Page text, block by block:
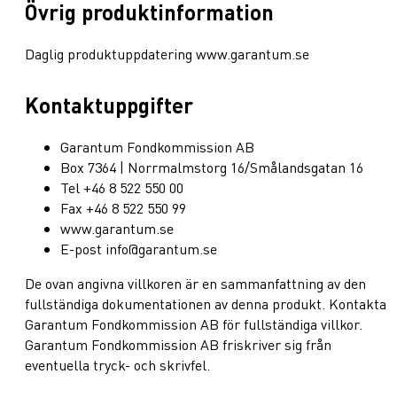
Övrig produktinformation
Daglig produktuppdatering www.garantum.se
Kontaktuppgifter
Garantum Fondkommission AB
Box 7364 | Norrmalmstorg 16/Smålandsgatan 16
Tel +46 8 522 550 00
Fax +46 8 522 550 99
www.garantum.se
E-post info@garantum.se
De ovan angivna villkoren är en sammanfattning av den
fullständiga dokumentationen av denna produkt. Kontakta
Garantum Fondkommission AB för fullständiga villkor.
Garantum Fondkommission AB friskriver sig från
eventuella tryck- och skrivfel.